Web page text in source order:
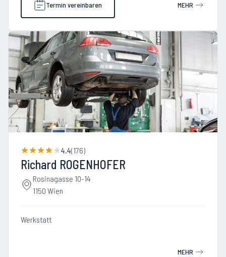
Termin vereinbaren MEHR
4.4(176)
Richard ROGENHOFER
Rosinagasse 10-14
1150 Wien
Werkstatt
MEHR